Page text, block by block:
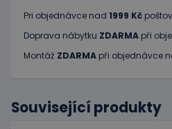
Pri objednávce nad 1999 Kč
Doprava nábytku ZDARMA při
Montáž ZDARMA při objednávce
Související produkty